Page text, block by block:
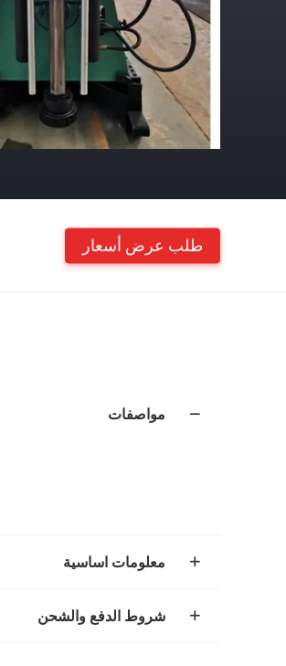
طلب عرض أسعار
مواصفات
معلومات اساسية
شروط الدفع والشحن